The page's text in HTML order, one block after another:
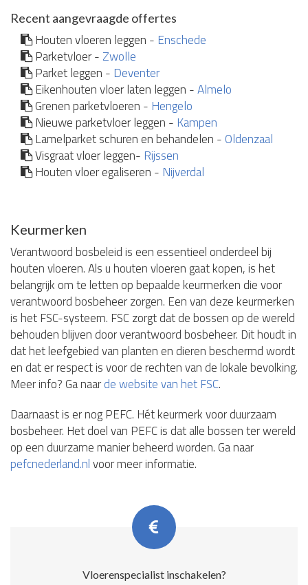
Recent aangevraagde offertes
Houten vloeren leggen - Enschede
Parketvloer -Zwolle
Parket leggen - Deventer
Eikenhouten vloer laten leggen -Almelo
Grenen parketvloeren - Hengelo
Nieuwe parketvloer leggen - Kampen
Lamelparket schuren en behandelen - Oldenzaal
Visgraat vloer leggen- Rijssen
Houten vloer egaliseren - Nijverdal
Keurmerken
Verantwoord bosbeleid is een essentieel onderdeel bij
houten vloeren. Als u houten vloeren gaat kopen, is het
belangrijk om te letten op bepaalde keurmerken die voor
verantwoord bosbeheer zorgen. Een van deze keurmerken
is het FSC-systeem. FSC zorgt dat de bossen op de wereld
behouden blijven door verantwoord bosbeheer. Dit houdt in
dat het leefgebied van planten en dieren beschermd wordt
en dat er respect is voor de rechten van de lokale bevolking.
Meer info? Ga naarde website van het FSC.
Daarnaast is er nog PEFC. Hét keurmerk voor duurzaam
bosbeheer. Het doel van PEFC is dat alle bossen ter wereld
op een duurzame manier beheerd worden. Ga naar
pefcnederland.nlvoor meer informatie.
Vloerenspecialist inschakelen?